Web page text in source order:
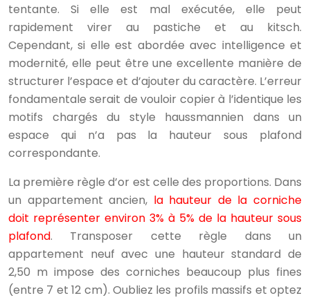
tentante. Si elle est mal exécutée, elle peut
rapidement virer au pastiche et au kitsch.
Cependant, si elle est abordée avec intelligence et
modernité, elle peut être une excellente manière de
structurer l’espace et d’ajouter du caractère. L’erreur
fondamentale serait de vouloir copier à l’identique les
motifs chargés du style haussmannien dans un
espace qui n’a pas la hauteur sous plafond
correspondante.
La première règle d’or est celle des proportions. Dans
un appartement ancien, la hauteur de la corniche
doit représenter environ 3% à 5% de la hauteur sous
plafond. Transposer cette règle dans un
appartement neuf avec une hauteur standard de
2,50 m impose des corniches beaucoup plus fines
(entre 7 et 12 cm). Oubliez les profils massifs et optez